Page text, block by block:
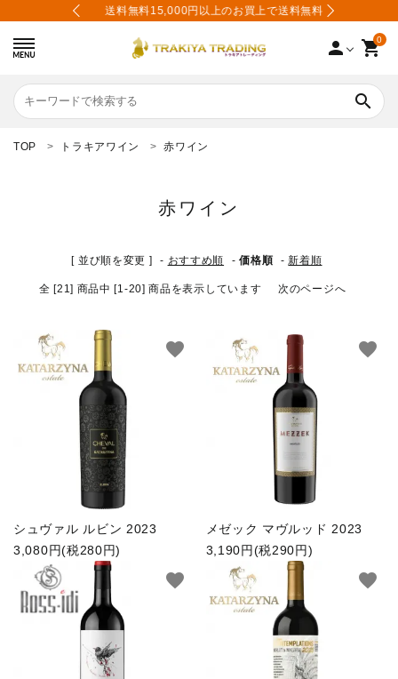
送料無料15,000円以上のお買上で送料無料
person 0
shopping_cart
search
価格から選ぶ
会社案内
お問い合わせ
INFORMATIOM
ACCOUNT MENU
meeting_room ログイン 新規会員登録
TOP トラキアワイン 赤ワイン
赤ワイン
[ 並び順を変更 ] - おすすめ順 -価格順 -新着順
全 [21] 商品中 [1-20] 商品を表示しています 次のページへ
シュヴァル ルビン 2023
3,080円(税280円)
favorite
メゼック マヴルッド 2023
3,190円(税290円)
favorite
favorite favorite